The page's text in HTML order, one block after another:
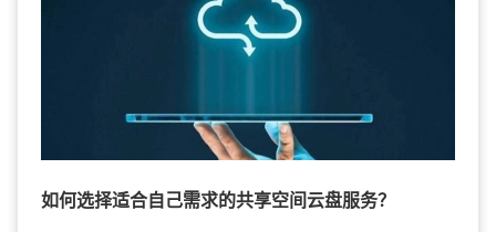
如何选择适合自己需求的共享空间云盘服务？